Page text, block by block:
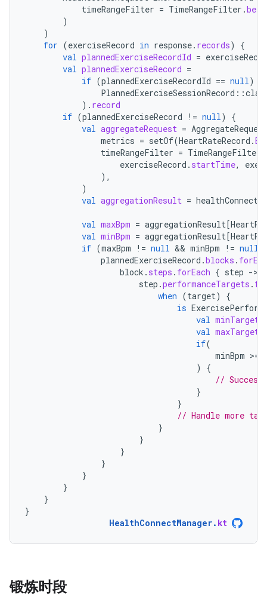
timeRangeFilter = TimeRangeFilter .
)
)
for (exerciseRecord in response. records)
{
val plannedExerciseRecordId =
val plannedExerciseRecord =
if (plannedExerciseRecordId == null)
PlannedExerciseSessionRecord ::
). record
if (plannedExerciseRecord != null)
{
val aggregateRequest = AggregateRequest
metrics = setOf(HeartRateRecord .
timeRangeFilter = TimeRangeFilter
exerciseRecord . startTime,
),
)
val aggregationResult =
val maxBpm = aggregationResult[
val minBpm = aggregationResult[
if (maxBpm != null && minBpm != null
plannedExerciseRecord .blocks .
block . steps . forEach { step -
step .performanceTargets .
when (target)
{
is
val minTarget
val maxTarget
if(
minBpm >=
)
{
//
}
}
// Handle more
}
}
}
}
}
}
}
}
HealthConnectManager. kt
锻炼时段